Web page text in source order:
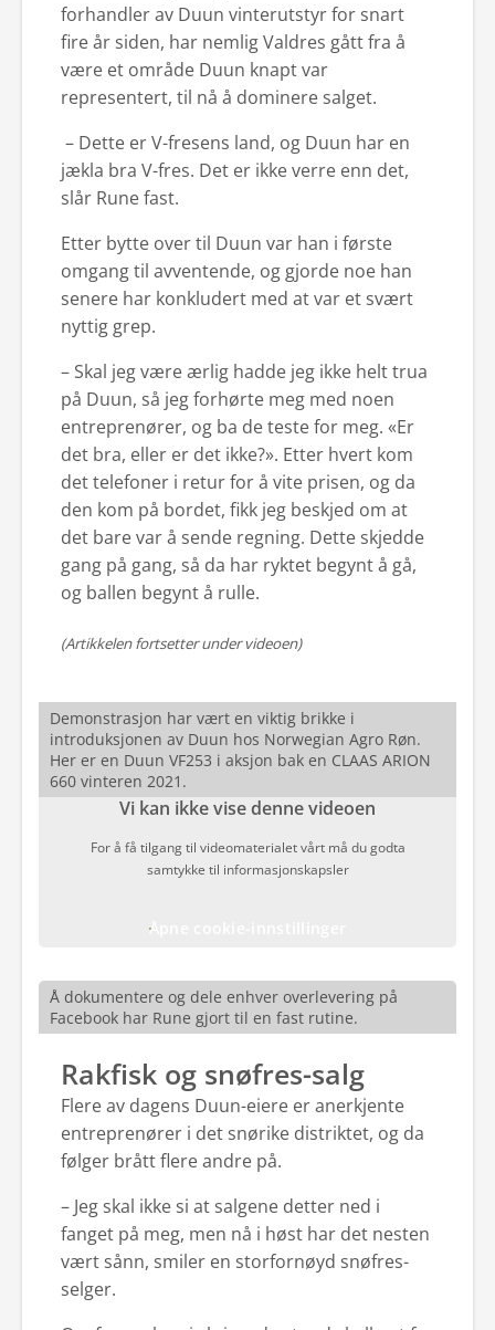
forhandler av Duun vinterutstyr for snart
fire år siden, har nemlig Valdres gått fra å
være et område Duun knapt var
representert, til nå å dominere salget.
– Dette er V-fresens land, og Duun har en
jækla bra V-fres. Det er ikke verre enn det,
slår Rune fast.
Etter bytte over til Duun var han i første
omgang til avventende, og gjorde noe han
senere har konkludert med at var et svært
nyttig grep.
– Skal jeg være ærlig hadde jeg ikke helt trua
på Duun, så jeg forhørte meg med noen
entreprenører, og ba de teste for meg. «Er
det bra, eller er det ikke?». Etter hvert kom
det telefoner i retur for å vite prisen, og da
den kom på bordet, fikk jeg beskjed om at
det bare var å sende regning. Dette skjedde
gang på gang, så da har ryktet begynt å gå,
og ballen begynt å rulle.
(Artikkelen fortsetter under videoen)
Demonstrasjon har vært en viktig brikke i
introduksjonen av Duun hos Norwegian Agro Røn.
Her er en Duun VF253 i aksjon bak en CLAAS ARION
660 vinteren 2021.
Vi kan ikke vise denne videoen
For å få tilgang til videomaterialet vårt må du godta
samtykke til informasjonskapsler
Åpne cookie-innstillinger
Rakfisk og snøfres-salg
Flere av dagens Duun-eiere er anerkjente
entreprenører i det snørike distriktet, og da
følger brått flere andre på.
– Jeg skal ikke si at salgene detter ned i
fanget på meg, men nå i høst har det nesten
vært sånn, smiler en storfornøyd snøfres-
selger.
Å dokumentere og dele enhver overlevering på
Facebook har Rune gjort til en fast rutine.